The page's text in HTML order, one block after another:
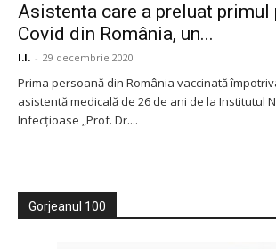
Asistenta care a preluat primul
Covid din România, un...
I.I. - 29 decembrie 2020
Prima persoană din România vaccinată
asistentă medicală de 26 de ani de la Institutul
Infecțioase „Prof. Dr....
Gorjeanul 100